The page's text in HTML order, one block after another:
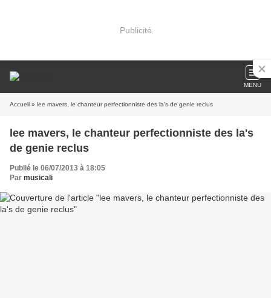
Publicité
MENU
Accueil » lee mavers, le chanteur perfectionniste des la's de genie reclus
lee mavers, le chanteur perfectionniste des la's
de genie reclus
Publié le 06/07/2013 à 18:05
Par musicali